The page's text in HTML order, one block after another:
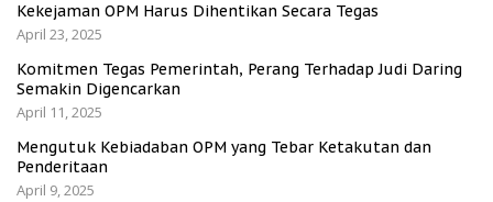
Kekejaman OPM Harus Dihentikan Secara Tegas
April 23, 2025
Komitmen Tegas Pemerintah, Perang Terhadap Judi Daring
Semakin Digencarkan
April 11, 2025
Mengutuk Kebiadaban OPM yang Tebar Ketakutan dan
Penderitaan
April 9, 2025